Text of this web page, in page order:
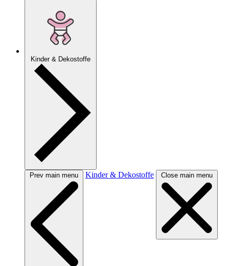
Kinder & Dekostoffe
Prev main menu Kinder & Dekostoffe Close main menu